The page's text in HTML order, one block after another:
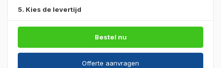
5. Kies de levertijd
Bestel nu
Offerte aanvragen